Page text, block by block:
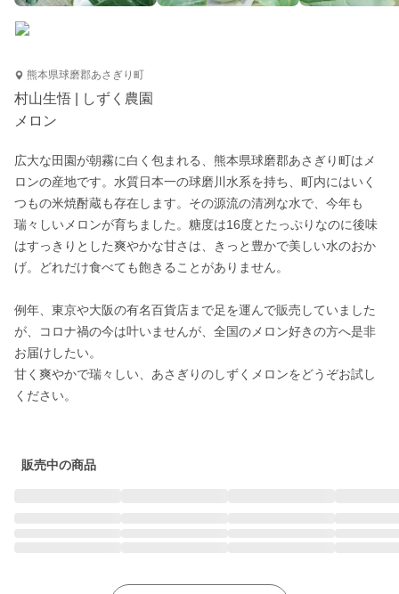
熊本県球磨郡あさぎり町
村山生悟 | しずく農園
メロン
広大な田園が朝霧に白く包まれる、熊本県球磨郡あさぎり町はメ
ロンの産地です。水質日本一の球磨川水系を持ち、町内にはいく
つもの米焼酎蔵も存在します。その源流の清冽な水で、今年も
瑞々しいメロンが育ちました。糖度は16度とたっぷりなのに後味
はすっきりとした爽やかな甘さは、きっと豊かで美しい水のおか
げ。どれだけ食べても飽きることがありません。
例年、東京や大阪の有名百貨店まで足を運んで販売していました
が、コロナ禍の今は叶いませんが、全国のメロン好きの方へ是非
お届けしたい。
甘く爽やかで瑞々しい、あさぎりのしずくメロンをどうぞお試し
ください。
販売中の商品